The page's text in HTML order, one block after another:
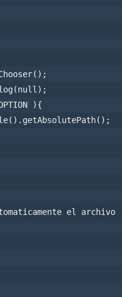
JFileChooser();
el archivo